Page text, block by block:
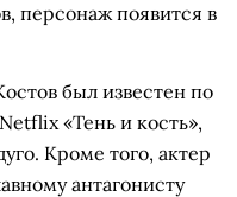
персонаж появится в
был известен по
«Тень и кость»,
Кроме того, актер
антагонисту